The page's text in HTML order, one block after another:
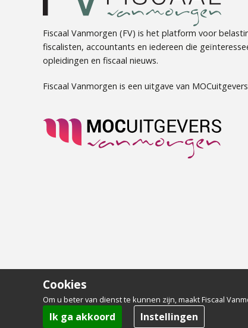
Fiscaal Vanmorgen (FV) is het platform voor
fiscalisten, accountants en iedereen die
opleidingen en fiscaal nieuws.
Fiscaal Vanmorgen is een uitgave van
Cookies
Om u beter van dienst te kunnen zijn, maakt Fiscaal
Ik ga akkoord Instellingen